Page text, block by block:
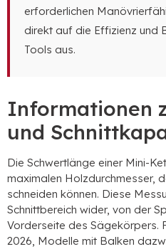
erforderlichen
direkt auf die Effizienz und
Tools aus.
Informationen
und
Die Schwertlänge einer Mini-
maximalen Holzdurchmesser,
schneiden können. Diese
Schnittbereich wider, von der
Vorderseite des Sägekörpers.
2026, Modelle mit Balken